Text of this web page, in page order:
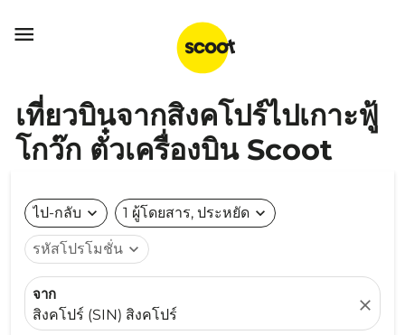

เที่ยวบินจากสิงคโปร์ไปเกาะฟู้
โกว๊ก ตั๋วเครื่องบิน Scoot
ไป-กลับ expand_more 1 ผู้โดยสาร, ประหยัด expand_more
รหัสโปรโมชั่น expand_more
จาก
สิงคโปร์ (SIN) สิงคโปร์
close